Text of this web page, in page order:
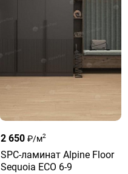
2 650 ₽/м2
SPC-ламинат Alpine Floor
Sequoia ЕСО 6-9